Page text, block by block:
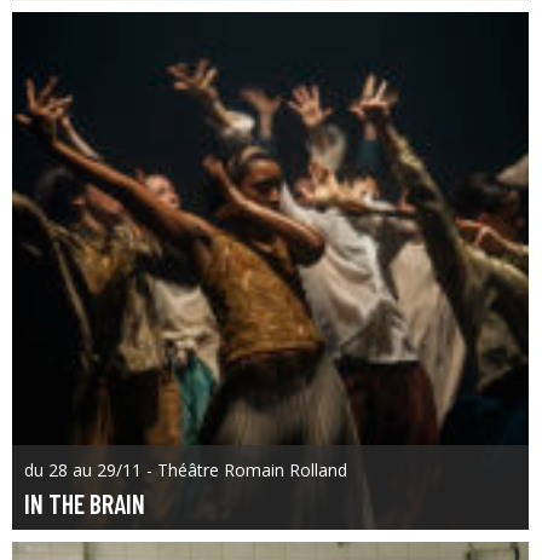
du 28 au 29/11 - Théâtre Romain Rolland
IN THE BRAIN